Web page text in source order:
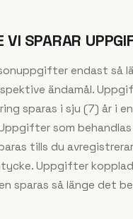
VI SPARAR
endast så
ändamål.
sparas i sju (7) år i
som
tills du
Uppgifter
sparas så länge det